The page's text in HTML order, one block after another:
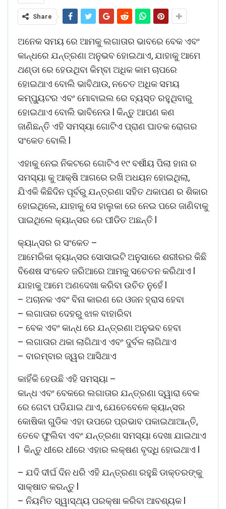
Share
ଅନେକ ସମୟ ରେ ଆମକୁ ଲଗାତାର ଭାବରେ ବେକ ଏବଂ
କାନ୍ଧରେ ଯନ୍ତ୍ରଣା ଅନୁଭବ ହୋଇଥାଏ, ଯାହାକୁ ଆମେ
ଥଣ୍ଡା ରେ ହେଉଥିବା କିମ୍ବା ଅଧିକ କାମ ଚାପରେ
ହୋଇଥାଏ ବୋଲି ଭାବିଥାଉ, ନଚେତ ଅଧିକ ସମୟ
କମ୍ପ୍ୟୁଟର ଏବଂ ମୋବାଇଲ ରେ ବ୍ୟସ୍ତ ରହୁଥିବାରୁ
ହୋଇଥାଏ ବୋଲି ଭାବିନେଉ l କିନ୍ତୁ ଆପଣ କଣ
ଜାଣିଛନ୍ତି ଏହି ସମସ୍ୟା ଗୋଟିଏ ପ୍ରାଣ ଘାତକ ରୋଗର
ସଂକେତ ବୋଲି l
ଏହାକୁ ନେଇ ନିକଟରେ ଗୋଟିଏ ୧୯ ବର୍ଷୀୟ ପିଲା ହାନା ର
ସମସ୍ୟା କୁ ଆକ୍ଷି ଆଗରେ ରଖି ଅଧୟନ ହୋଇଥିଲା,
ଯିଏକି କିଛିଦିନ ପୂର୍ବରୁ ଯନ୍ତ୍ରଣା ସହିତ ଥକାପଣ ର ଶିକାର
ହୋଇଥିଲେ, ଯାହାକୁ ସେ ହାଲୁକା ରେ ନେଇ ପରେ ଜାଣିବାକୁ
ପାଇଥିଲେ କ୍ୟାନ୍ସର ରେ ପୀଡିତ ଅଛନ୍ତି l
କ୍ୟାନ୍ସର ର ସଂକେତ –
ଆମେରିକା କ୍ୟାନ୍ସର ସୋସାଇଟି ଅନୁସାରେ ଶରୀରର କିଛି
ବିଶେଷ ସଂକେତ ଜରିଆରେ ଆମକୁ ସଚେତନ କରିଥାଏ l
ଯାହାକୁ ଆମେ ଅଣଦେଖା କରିବା ଉଚିତ ନୁହେଁ l
– ଅଚାନକ ଏବଂ ବିନା କାରଣ ରେ ଓଜନ ହ୍ରାସ ହେବା
– ଲଗାତାର ଦେହରୁ ଝାଳ ବାହାରିବା
– ବେକ ଏବଂ କାନ୍ଧ ରେ ଯନ୍ତ୍ରଣା ଅନୁଭବ ହେବା
– ଲଗାତାର ଥକା ଲାଗିଥାଏ ଏବଂ ଦୁର୍ବଳ ଲାଗିଥାଏ
– ବାରମ୍ବାର ଜ୍ୱର ଆସିଥାଏ
କାହିଁକି ହେଉଛି ଏହି ସମସ୍ୟା –
କାନ୍ଧ ଏବଂ ବେକରେ ଲଗାତାର ଯନ୍ତ୍ରଣା ଦ୍ୱାରା ବେକ
ରେ ଗେଟା ପଡିଯାଇ ଥାଏ, ଯେତେବେଳେ କ୍ୟାନ୍ସର
କୋଷିକା ଗୁଡିକ ଏହା ଉପରେ ପ୍ରଭାବ ପକାଇଥାଆନ୍ତି,
ତେବେ ଫୁଲିବା ଏବଂ ଯନ୍ତ୍ରଣା ସମସ୍ୟା ଦେଖା ଯାଇଥାଏ
l କିନ୍ତୁ ଧୀରେ ଧୀରେ ଏହାର ଲକ୍ଷଣ ବୃଦ୍ଧି ହୋଇଥାଏ l
– ଯଦି ଦୀର୍ଘ ଦିନ ଧରି ଏହି ଯନ୍ତ୍ରଣା ରହୁଛି ଡାକ୍ତରଙ୍କୁ
ସାକ୍ଷାତ କରନ୍ତୁ l
– ନିୟମିତ ସ୍ୱାସ୍ଥ୍ୟ ପରକ୍ଷା କରିବା ଆବଶ୍ୟକ l